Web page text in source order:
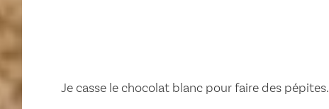
Je casse le chocolat blanc pour faire des pépites.